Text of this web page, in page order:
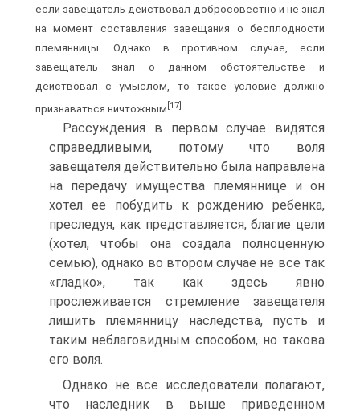
если завещатель действовал добросовестно и не знал
на момент составления завещания о бесплодности
племянницы. Однако в противном случае, если
завещатель знал о данном обстоятельстве и
действовал с умыслом, то такое условие должно
признаваться ничтожным [17] .
Рассуждения в первом случае видятся
справедливыми, потому что воля
завещателя действительно была направлена
на передачу имущества племяннице и он
хотел ее побудить к рождению ребенка,
преследуя, как представляется, благие цели
(хотел, чтобы она создала полноценную
семью), однако во втором случае не все так
«гладко», так как здесь явно
прослеживается стремление завещателя
лишить племянницу наследства, пусть и
таким неблаговидным способом, но такова
его воля.
Однако не все исследователи полагают,
что наследник в выше приведенном